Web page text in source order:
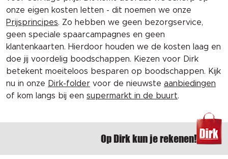
onze eigen kosten letten - dit noemen we onze
Prijsprincipes. Zo hebben we geen bezorgservice,
geen speciale spaarcampagnes en geen
klantenkaarten. Hierdoor houden we de kosten laag en
doe jij voordelig boodschappen. Kiezen voor Dirk
betekent moeiteloos besparen op boodschappen. Kijk
nu in onze Dirk-folder voor de nieuwste aanbiedingen
of kom langs bij een supermarkt in de buurt.
Op Dirk kun je rekenen!